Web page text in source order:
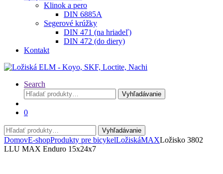
Klinok a pero
DIN 6885A
Segerové krúžky
DIN 471 (na hriadeľ)
DIN 472 (do diery)
Kontakt
Search
Hľadať:
Vyhľadávanie
0
Hľadať:
Vyhľadávanie
DomovE-shopProdukty pre bicykelLožiskáMAXLožisko 3802
LLU MAX Enduro 15x24x7